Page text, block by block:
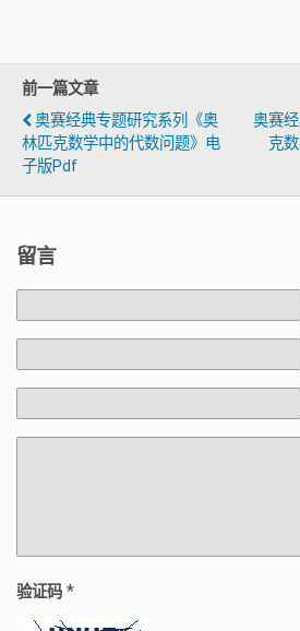
前一篇文章
奥赛经典专题研究系列《奥
林匹克数学中的代数问题》电
子版pdf
奥赛
克
留言
验证码 *